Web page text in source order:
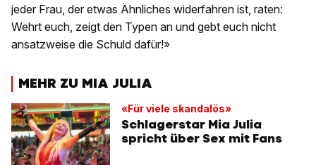
jeder Frau, der etwas Ähnliches widerfahren ist, raten:
Wehrt euch, zeigt den Typen an und gebt euch nicht
ansatzweise die Schuld dafür!»
MEHR ZU MIA JULIA
«Für viele skandalös»
Schlagerstar Mia Julia
spricht über Sex mit Fans